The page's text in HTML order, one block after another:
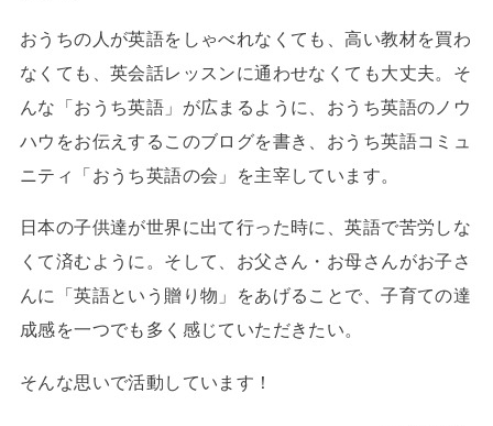
おうちの人が英語をしゃべれなくても、高い教材を買わ
なくても、英会話レッスンに通わせなくても大丈夫。そ
んな「おうち英語」が広まるように、おうち英語のノウ
ハウをお伝えするこのブログを書き、おうち英語コミュ
ニティ「おうち英語の会」を主宰しています。
日本の子供達が世界に出て行った時に、英語で苦労しな
くて済むように。そして、お父さん・お母さんがお子さ
んに「英語という贈り物」をあげることで、子育ての達
成感を一つでも多く感じていただきたい。
そんな思いで活動しています！